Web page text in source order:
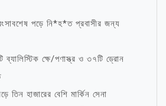
পড়ে নি*হ*ত প্রবাসীর জন্য
ব্যালিস্টিক ক্ষে/পণাস্ত্র ও ৩৭টি ড্রোন
তিন হাজারের বেশি মার্কিন সেনা